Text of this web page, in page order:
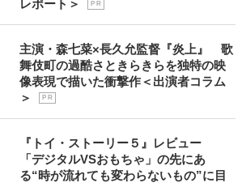
レポート＞
P R
主演・森七菜×長久允監督『炎上』 歌
舞伎町の過酷さときらきらを独特の映
像表現で描いた衝撃作＜出演者コラム
＞
P R
『トイ・ストーリー５』レビュー
「デジタルVSおもちゃ」の先にあ
る“時が流れても変わらないもの”に目